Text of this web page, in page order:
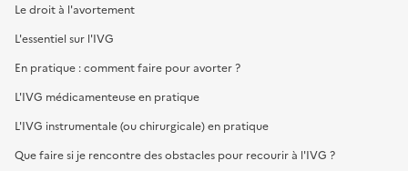
Le droit à l'avortement
L'essentiel sur l'IVG
En pratique : comment faire pour avorter ?
L'IVG médicamenteuse en pratique
L'IVG instrumentale (ou chirurgicale) en pratique
Que faire si je rencontre des obstacles pour recourir à l'IVG ?